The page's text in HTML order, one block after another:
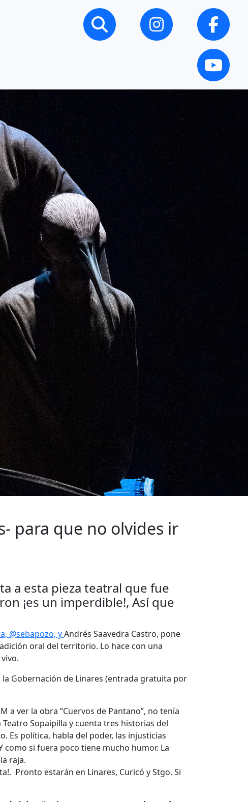
para que no olvides ir
a esta pieza teatral que fue
¡es un imperdible!, Así que
@sebapozo, yAndrés Saavedra Castro, pone
oral del territorio. Lo hace con una
la Gobernación de Linares (entrada gratuita por
a ver la obra “Cuervos de Pantano”, no tenía
Sopaipilla y cuenta tres historias del
política, habla del poder, las injusticias
como si fuera poco tiene mucho humor. La
raja.
Pronto estarán en Linares, Curicó y Stgo. Si